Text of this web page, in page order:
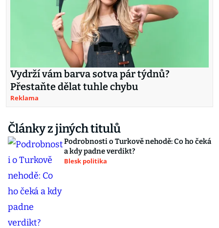
Vydrží vám barva sotva pár týdnů?
Přestaňte dělat tuhle chybu
Reklama
Články z jiných titulů
Podrobnosti o Turkově nehodě: Co ho čeká
a kdy padne verdikt?
Blesk politika